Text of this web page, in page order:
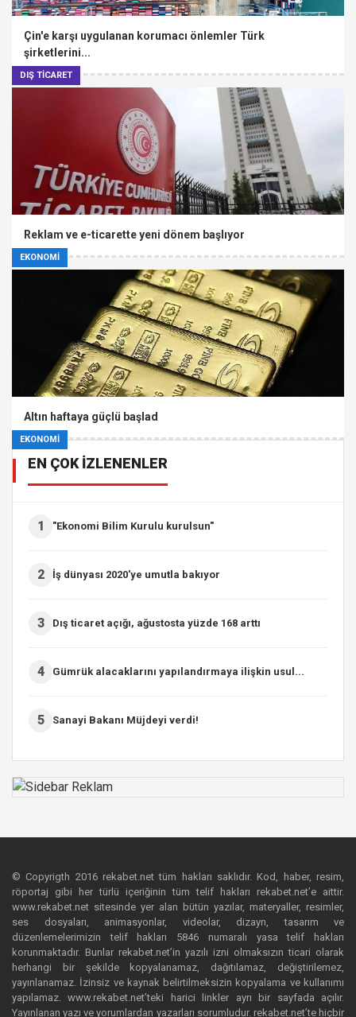
DIŞ TİCARET
Çin'e karşı uygulanan korumacı önlemler Türk
şirketlerini...
EKONOMİ
Reklam ve e-ticarette yeni dönem başlıyor
EKONOMİ
Altın haftaya güçlü başlad
EN ÇOK İZLENENLER
1 "Ekonomi Bilim Kurulu kurulsun"
2 İş dünyası 2020'ye umutla bakıyor
3 Dış ticaret açığı, ağustosta yüzde 168 arttı
4 Gümrük alacaklarını yapılandırmaya ilişkin usul...
5 Sanayi Bakanı Müjdeyi verdi!
© Copyrigth 2016 rekabet.net tüm hakları saklıdır. Kod, haber, resim,
röportaj gibi her türlü içeriğinin tüm telif hakları rekabet.net’e aittir.
www.rekabet.net sitesinde yer alan bütün yazılar, materyaller, resimler,
ses dosyaları, animasyonlar, videolar, dizayn, tasarım ve
düzenlemelerimizin telif hakları 5846 numaralı yasa telif hakları
korunmaktadır. Bunlar rekabet.net’in yazılı izni olmaksızın ticari olarak
herhangi bir şekilde kopyalanamaz, dağıtılamaz, değiştirilemez,
yayınlanamaz. İzinsiz ve kaynak belirtilmeksizin kopyalama ve kullanımı
yapılamaz. www.rekabet.net’teki harici linkler ayrı bir sayfada açılır.
Yayınlanan yazı ve yorumlardan yazarları sorumludur. rekabet.net’te hiçbir